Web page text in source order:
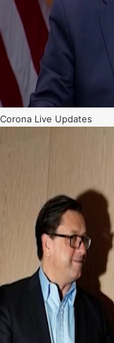
Corona Live Updates